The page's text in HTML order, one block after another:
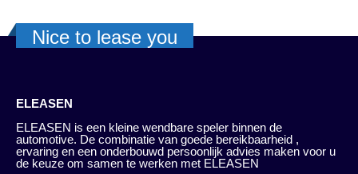
Nice to lease you
ELEASEN
ELEASEN is een kleine wendbare speler binnen de
automotive. De combinatie van goede bereikbaarheid ,
ervaring en een onderbouwd persoonlijk advies maken voor u
de keuze om samen te werken met ELEASEN